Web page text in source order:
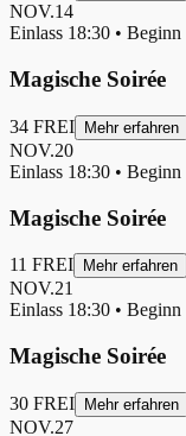
NOV.14
Einlass 18:30 • Beginn
Magische Soirée
34 FREI Mehr erfahren
NOV.20
Einlass 18:30 • Beginn
Magische Soirée
11 FREI Mehr erfahren
NOV.21
Einlass 18:30 • Beginn
Magische Soirée
30 FREI Mehr erfahren
NOV.27